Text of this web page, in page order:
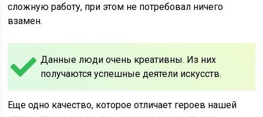
сложную работу, при этом не потребовал ничего
взамен.
Данные люди очень креативны. Из них
получаются успешные деятели искусств.
Еще одно качество, которое отличает героев нашей